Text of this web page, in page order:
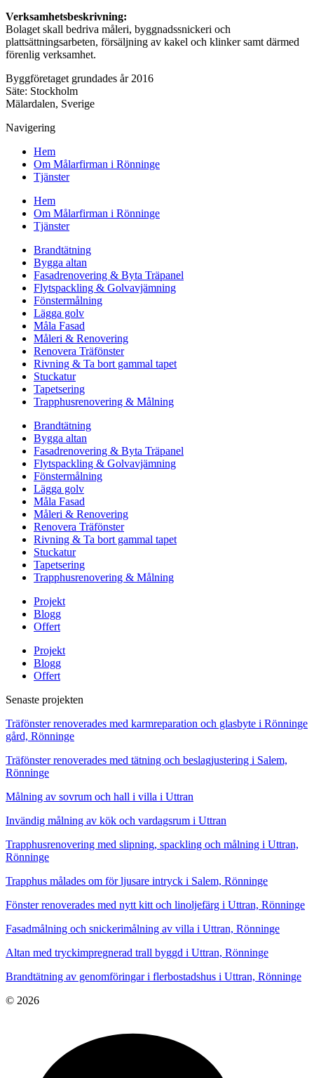
Verksamhetsbeskrivning:
Bolaget skall bedriva måleri, byggnadssnickeri och
plattsättningsarbeten, försäljning av kakel och klinker samt därmed
förenlig verksamhet.
Byggföretaget grundades år 2016
Säte: Stockholm
Mälardalen, Sverige
Navigering
Hem
Om Målarfirman i Rönninge
Tjänster
Hem
Om Målarfirman i Rönninge
Tjänster
Brandtätning
Bygga altan
Fasadrenovering & Byta Träpanel
Flytspackling & Golvavjämning
Fönstermålning
Lägga golv
Måla Fasad
Måleri & Renovering
Renovera Träfönster
Rivning & Ta bort gammal tapet
Stuckatur
Tapetsering
Trapphusrenovering & Målning
Brandtätning
Bygga altan
Fasadrenovering & Byta Träpanel
Flytspackling & Golvavjämning
Fönstermålning
Lägga golv
Måla Fasad
Måleri & Renovering
Renovera Träfönster
Rivning & Ta bort gammal tapet
Stuckatur
Tapetsering
Trapphusrenovering & Målning
Projekt
Blogg
Offert
Projekt
Blogg
Offert
Senaste projekten
Träfönster renoverades med karmreparation och glasbyte i Rönninge
gård, Rönninge
Träfönster renoverades med tätning och beslagjustering i Salem,
Rönninge
Målning av sovrum och hall i villa i Uttran
Invändig målning av kök och vardagsrum i Uttran
Trapphusrenovering med slipning, spackling och målning i Uttran,
Rönninge
Trapphus målades om för ljusare intryck i Salem, Rönninge
Fönster renoverades med nytt kitt och linoljefärg i Uttran, Rönninge
Fasadmålning och snickerimålning av villa i Uttran, Rönninge
Altan med tryckimpregnerad trall byggd i Uttran, Rönninge
Brandtätning av genomföringar i flerbostadshus i Uttran, Rönninge
© 2026